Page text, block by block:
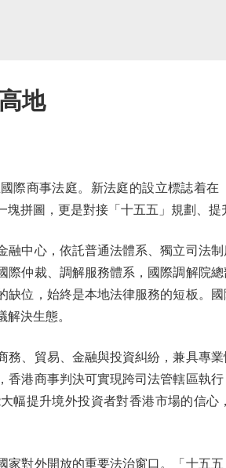
地
商事法庭。新法庭的設立標誌着在
拼圖，更是對接「十五五」規劃、提
心，依託普通法體系、獨立司法制
際仲裁、調解服務體系，國際調解院
缺位，始終是本地法律服務的短板。
決生態。
、貿易、金融與投資糾紛，兼具專業
香港商事判決可實現跨司法管轄區執
幅提升境外投資者對香港市場的信
對外開放的重要法治窗口。「十五五